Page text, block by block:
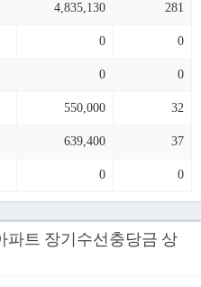
4,835,130 281
0 0
0 0
550,000 32
639,400 37
0 0
파트 장기수선충당금 상